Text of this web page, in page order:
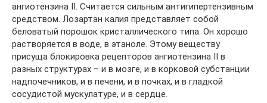
ангиотензина II. Считается сильным антигипертензивным
средством. Лозартан калия представляет собой
беловатый порошок кристаллического типа. Он хорошо
растворяется в воде, в этаноле. Этому веществу
присуща блокировка рецепторов ангиотензина II в
разных структурах – и в мозге, и в корковой субстанции
надпочечников, и в печени, и в почках, и в гладкой
сосудистой мускулатуре, и в сердце.